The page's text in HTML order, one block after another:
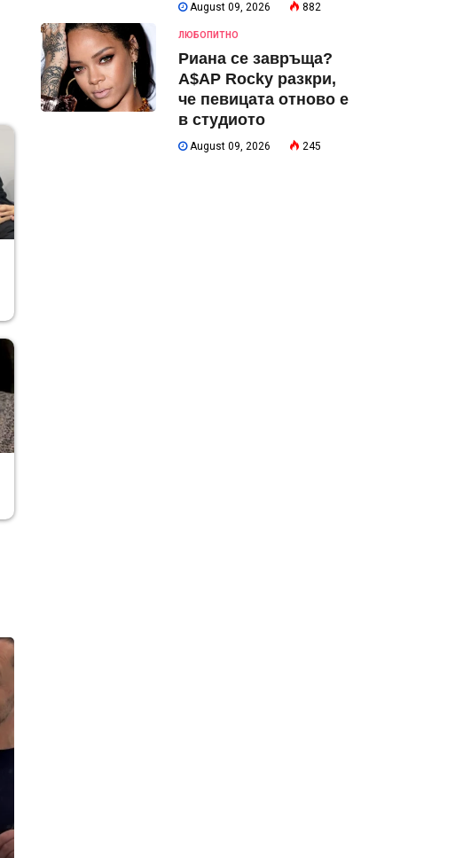
August 09, 2026 882
ЛЮБОПИТНО
Риана се завръща?
A$AP Rocky разкри,
че певицата отново е
в студиото
August 09, 2026 245